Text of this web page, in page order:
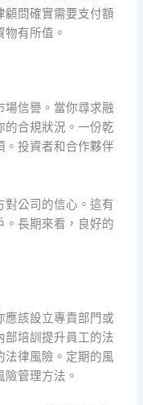
顧問確實需要支付額
有所值。
場信譽。當你尋求融
的合規狀況。一份乾
。投資者和合作夥伴
對公司的信心。這有
。長期來看，良好的
應該設立專責部門或
部培訓提升員工的法
法律風險。定期的風
管理方法。